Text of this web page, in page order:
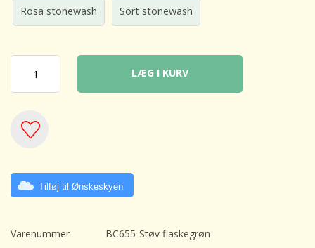
Rosa stonewash Sort stonewash
LÆG I KURV
Tilføj til Ønskeskyen
Varenummer BC655-Støv flaskegrøn